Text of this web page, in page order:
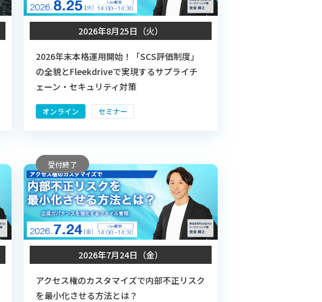
2026年8月25日（火）
2026年末本格運用開始！「SCS評価制度」
の全貌とFleekdriveで実現するサプライチ
ェーン・セキュリティ対策
オンライン セミナー
受付終了
2026年7月24日（金）
アクセス権のカスタマイズで内部不正リスク
を最小化させる方法とは？